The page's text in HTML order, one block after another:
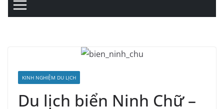
KINH NGHIỆM DU LỊCH
Du lịch biển Ninh Chữ –